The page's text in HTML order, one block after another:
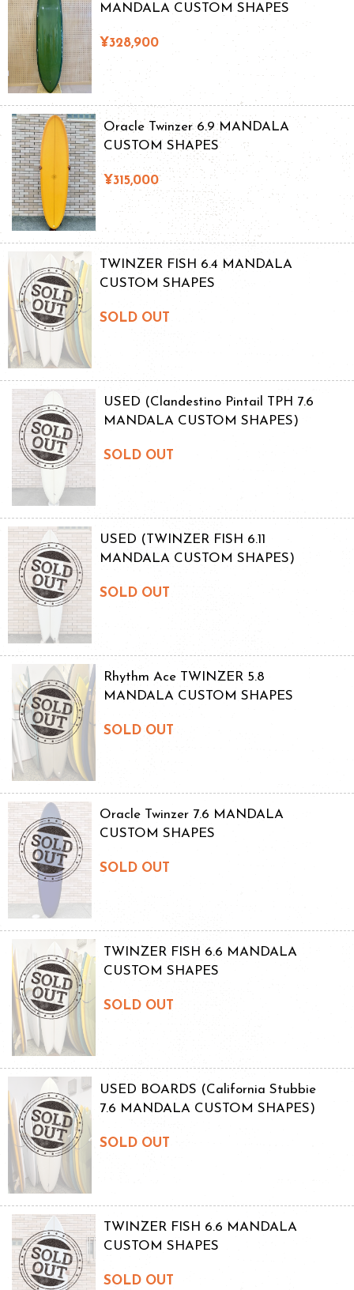
MANDALA CUSTOM SHAPES
¥328,900
Oracle Twinzer 6.9 MANDALA
CUSTOM SHAPES
¥315,000
TWINZER FISH 6.4 MANDALA
CUSTOM SHAPES
SOLD OUT
USED (Clandestino Pintail TPH 7.6
MANDALA CUSTOM SHAPES)
SOLD OUT
USED (TWINZER FISH 6.11
MANDALA CUSTOM SHAPES)
SOLD OUT
Rhythm Ace TWINZER 5.8
MANDALA CUSTOM SHAPES
SOLD OUT
Oracle Twinzer 7.6 MANDALA
CUSTOM SHAPES
SOLD OUT
TWINZER FISH 6.6 MANDALA
CUSTOM SHAPES
SOLD OUT
USED BOARDS (California Stubbie
7.6 MANDALA CUSTOM SHAPES)
SOLD OUT
TWINZER FISH 6.6 MANDALA
CUSTOM SHAPES
SOLD OUT